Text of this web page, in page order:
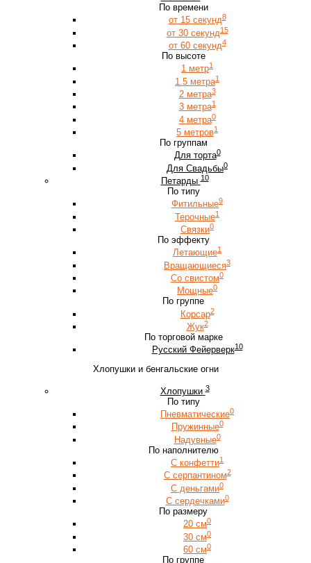
По времени
от 15 секунд8
от 30 секунд15
от 60 секунд4
По высоте
1 метр1
1.5 метра1
2 метра3
3 метра1
4 метра0
5 метров1
По группам
Для торта0
Для Свадьбы0
Петарды 10
По типу
Фитильные9
Терочные1
Связки0
По эффекту
Летающие1
Вращающиеся3
Со свистом0
Мощные0
По группе
Корсар2
Жук2
По торговой марке
Русский Фейерверк10
Хлопушки и бенгальские огни
Хлопушки 3
По типу
Пневматические0
Пружинные0
Надувные0
По наполнителю
С конфетти1
С серпантином2
С деньгами0
С сердечками0
По размеру
20 см0
30 см0
60 см0
По группе